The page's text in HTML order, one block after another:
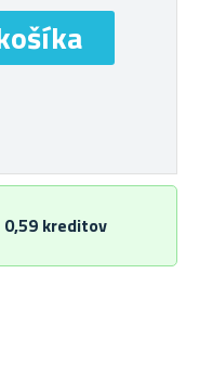
0,59 kreditov